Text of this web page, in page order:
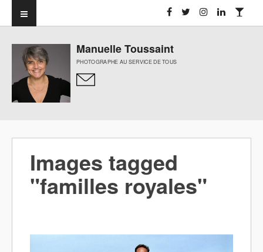
Manuelle Toussaint
PHOTOGRAPHE AU SERVICE DE TOUS
Images tagged
"familles royales"